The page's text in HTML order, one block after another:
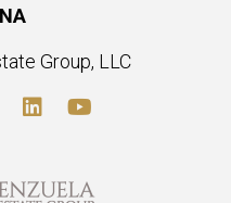
Group, LLC